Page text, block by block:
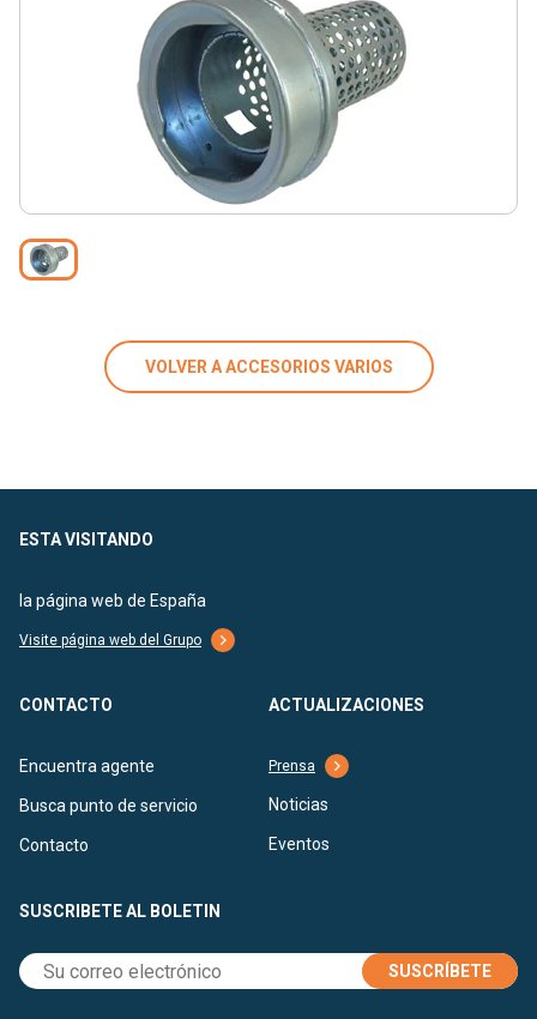
VOLVER A ACCESORIOS VARIOS
ESTA VISITANDO
la página web de España
Visite página web del Grupo
CONTACTO
Encuentra agente
Busca punto de servicio
Contacto
ACTUALIZACIONES
Prensa
Noticias
Eventos
SUSCRIBETE AL BOLETIN
SUSCRÍBETE